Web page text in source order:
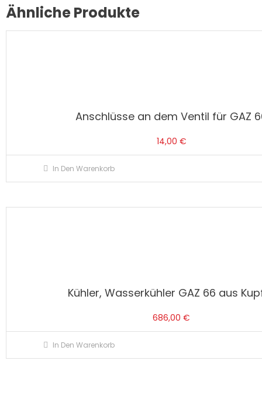
Ähnliche Produkte
Anschlüsse an dem Ventil für GAZ
14,00 €
In Den Warenkorb
Kühler, Wasserkühler GAZ 66 aus
686,00€
In Den Warenkorb